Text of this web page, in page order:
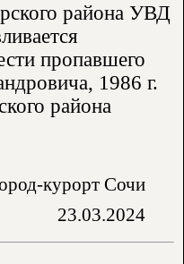
района УВД
пропавшего
1986 г.
района
курорт Сочи
23.03.2024